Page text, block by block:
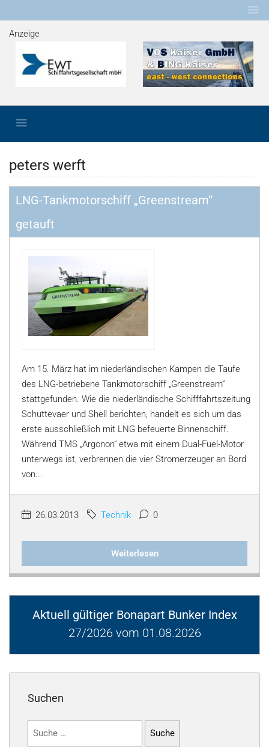
Anzeige
peters werft
LNG-Tankmotorschiff „Greenstream“
getauft
Am 15. März hat im niederländischen Kampen die Taufe
des LNG-betriebene Tankmotorschiff „Greenstream“
stattgefunden. Wie die niederländische Schifffahrtszeitung
Schuttevaer und Shell berichten, handelt es sich um das
erste ausschließlich mit LNG befeuerte Binnenschiff.
Während TMS „Argonon“ etwa mit einem Dual-Fuel-Motor
unterwegs ist, verbrennen die vier Stromerzeuger an Bord
von...
26.03.2013 Technik 0
Weiterlesen
Aktuell gültiger Bonapart Bunker Index
27/2026 vom 01.08.2026
Suchen
Suchen